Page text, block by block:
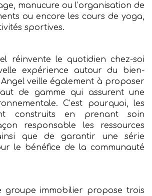
manucure ou l’organisation de
ou encore les cours de yoga,
sportives.
réinvente le quotidien chez-soi
expérience autour du bien-
veille également à proposer
de gamme qui assurent une
C’est pourquoi, les
construits en prenant soin
responsable les ressources
que de garantir une série
le bénéfice de la communauté
groupe immobilier propose trois